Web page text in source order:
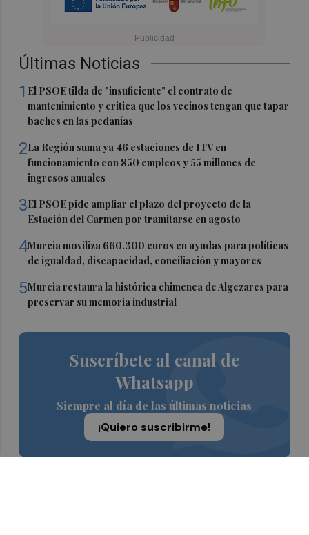
Últimas Noticias
1 El PSOE tilda de "insuficiente" el contrato de
mantenimiento y critica que los vecinos tengan que tapar
baches en las pedanías
2La Región suma ya 46 estaciones de ITV en
funcionamiento con 850 empleos y 55 millones de
ingresos anuales
3El PSOE pide ampliar el plazo del proyecto de la
Estación del Carmen por tramitarse en agosto
4Murcia moviliza 660.300 euros en ayudas para políticas
de igualdad, discapacidad, conciliación y mayores
5Murcia restaura la histórica chimenea de Algezares para
preservar su memoria industrial
Suscríbete al canal de
Whatsapp
Siempre al día de las últimas noticias
¡Quiero suscribirme!